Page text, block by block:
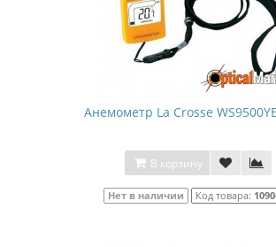
Анемометр La Crosse
В корзину
Нет в наличии Код товара: